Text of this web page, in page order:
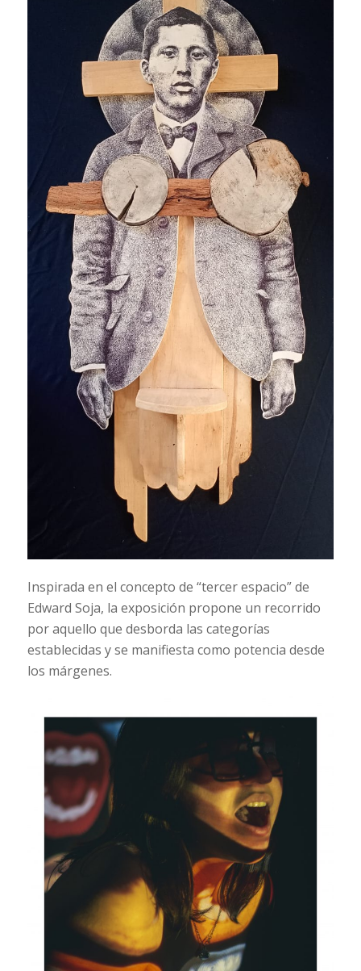
Inspirada en el concepto de “tercer espacio” de
Edward Soja, la exposición propone un recorrido
por aquello que desborda las categorías
establecidas y se manifiesta como potencia desde
los márgenes.